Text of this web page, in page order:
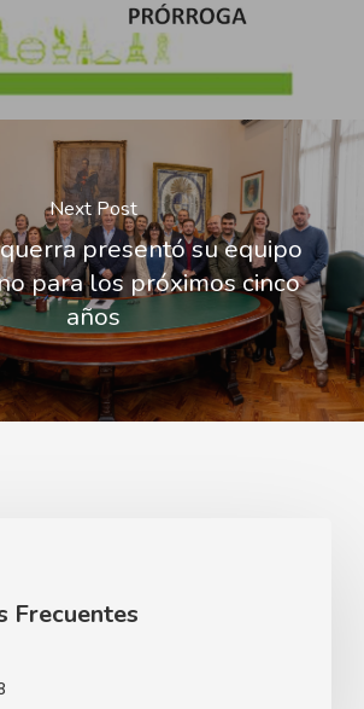
Next Post
presentó su equipo
para los próximos cinco
años
Frecuentes